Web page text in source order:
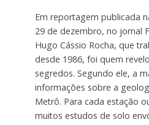
Em reportagem publicada
29 de dezembro, no jornal
Hugo Cássio Rocha, que
desde 1986, foi quem
segredos. Segundo ele, a
informações sobre a
Metrô. Para cada estação
muitos estudos de solo